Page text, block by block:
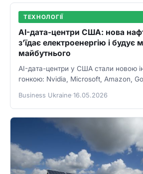
ТЕХНОЛОГІЇ
AI-дата-центри США: нова
з’їдає електроенергію і будує
майбутнього
AI-дата-центри у США стали новою
гонкою: Nvidia, Microsoft, Amazon,
Business Ukraine·16.05.2026